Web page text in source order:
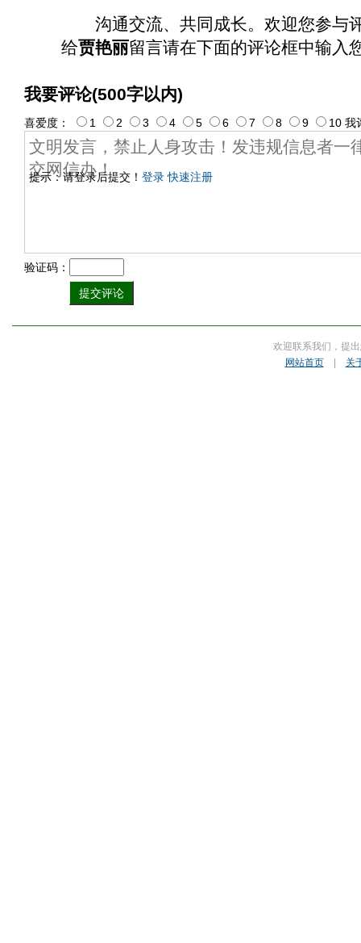
沟通交流、共同成长。欢迎您参与
给贾艳丽留言请在下面的评论框中输入
我要评论(500字以内)
提示：请登录后提交！ 登录 快速注册
喜爱度： 1 2 3 4 5 6 7 8 9 10 我
验证码：
欢迎联系我们，提
网站首页| 关